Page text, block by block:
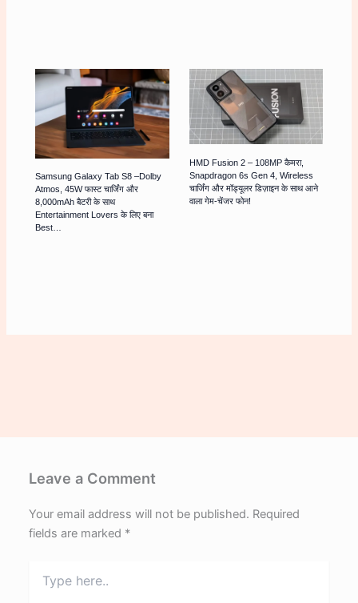
Samsung Galaxy Tab S8 –Dolby
Atmos, 45W फास्ट चार्जिंग और
8,000mAh बैटरी के साथ
Entertainment Lovers के लिए बना
Best…
HMD Fusion 2 – 108MP कैमरा,
Snapdragon 6s Gen 4, Wireless
चार्जिंग और मॉड्यूलर डिज़ाइन के साथ आने
वाला गेम-चेंजर फोन!
Leave a Comment
Your email address will not be published. Required
fields are marked *
here..